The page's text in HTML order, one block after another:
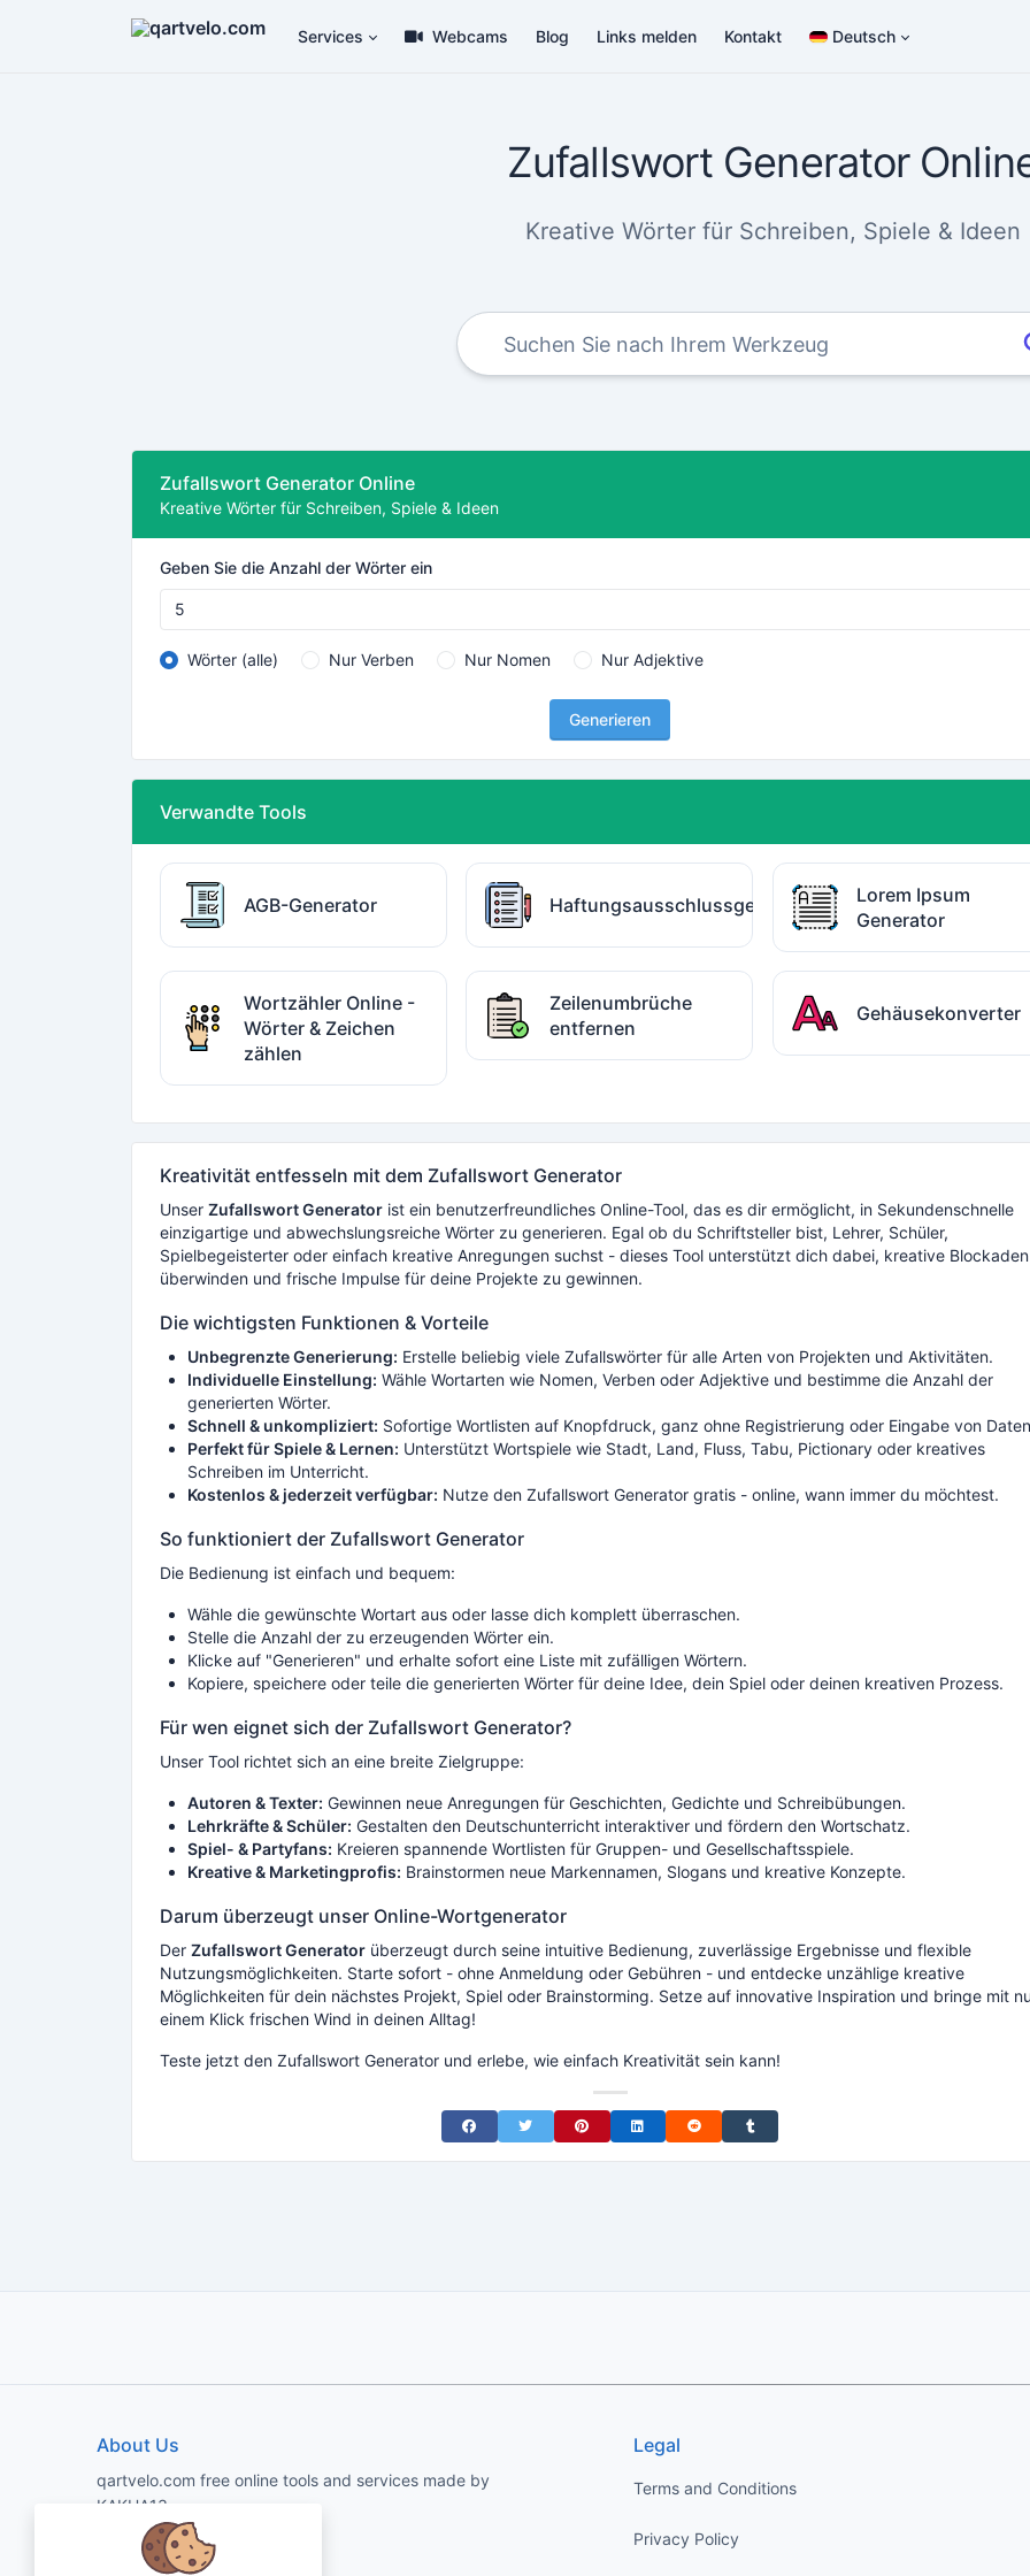
Services Webcams Blog Links melden Kontakt Deutsch
Zufallswort Generator
Kreative Wörter für Schreiben, Spiele & Ideen
Zufallswort Generator Online
Kreative Wörter für Schreiben, Spiele & Ideen
Geben Sie die Anzahl der Wörter ein
Wörter (alle) Nur Verben Nur Nomen Nur Adjektive
Generieren
Verwandte Tools
AGB-Generator Haftungsausschlussgenerator
Lorem Ipsum
Generator
Wortzähler Online -
Wörter & Zeichen
zählen
Zeilenumbrüche
entfernen
Gehäusekonverter
Kreativität entfesseln mit dem Zufallswort Generator
Unser Zufallswort Generator ist ein benutzerfreundliches Online-Tool, das es dir ermöglicht, in Sekundenschnelle
einzigartige und abwechslungsreiche Wörter zu generieren. Egal ob du Schriftsteller bist, Lehrer, Schüler,
Spielbegeisterter oder einfach kreative Anregungen suchst - dieses Tool unterstützt dich dabei, kreative
überwinden und frische Impulse für deine Projekte zu gewinnen.
Die wichtigsten Funktionen & Vorteile
Unbegrenzte Generierung: Erstelle beliebig viele Zufallswörter für alle Arten von Projekten und Aktivitäten.
Individuelle Einstellung: Wähle Wortarten wie Nomen, Verben oder Adjektive und bestimme die Anzahl der
generierten Wörter.
Schnell & unkompliziert: Sofortige Wortlisten auf Knopfdruck, ganz ohne Registrierung oder Eingabe von
Perfekt für Spiele & Lernen: Unterstützt Wortspiele wie Stadt, Land, Fluss, Tabu, Pictionary oder kreatives
Schreiben im Unterricht.
Kostenlos & jederzeit verfügbar: Nutze den Zufallswort Generator gratis - online, wann immer du möchtest.
So funktioniert der Zufallswort Generator
Die Bedienung ist einfach und bequem:
Wähle die gewünschte Wortart aus oder lasse dich komplett überraschen.
Stelle die Anzahl der zu erzeugenden Wörter ein.
Klicke auf "Generieren" und erhalte sofort eine Liste mit zufälligen Wörtern.
Kopiere, speichere oder teile die generierten Wörter für deine Idee, dein Spiel oder deinen kreativen Prozess.
Für wen eignet sich der Zufallswort Generator?
Unser Tool richtet sich an eine breite Zielgruppe:
Autoren & Texter: Gewinnen neue Anregungen für Geschichten, Gedichte und Schreibübungen.
Lehrkräfte & Schüler: Gestalten den Deutschunterricht interaktiver und fördern den Wortschatz.
Spiel- & Partyfans: Kreieren spannende Wortlisten für Gruppen- und Gesellschaftsspiele.
Kreative & Marketingprofis: Brainstormen neue Markennamen, Slogans und kreative Konzepte.
Darum überzeugt unser Online-Wortgenerator
Der Zufallswort Generator überzeugt durch seine intuitive Bedienung, zuverlässige Ergebnisse und flexible
Nutzungsmöglichkeiten. Starte sofort - ohne Anmeldung oder Gebühren - und entdecke unzählige kreative
Möglichkeiten für dein nächstes Projekt, Spiel oder Brainstorming. Setze auf innovative Inspiration und bringe mit
einem Klick frischen Wind in deinen Alltag!
Teste jetzt den Zufallswort Generator und erlebe, wie einfach Kreativität sein kann!
Share on Facebook
Share on TwitterShare on Pinterest
Share on LinkedIn
Share on RedditShare on Tumblr
About Us
qartvelo.com free online tools and services made by
KAKHA13
Legal
Terms and Conditions
Privacy Policy